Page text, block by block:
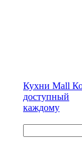
Кухни Mall
доступный
каждому